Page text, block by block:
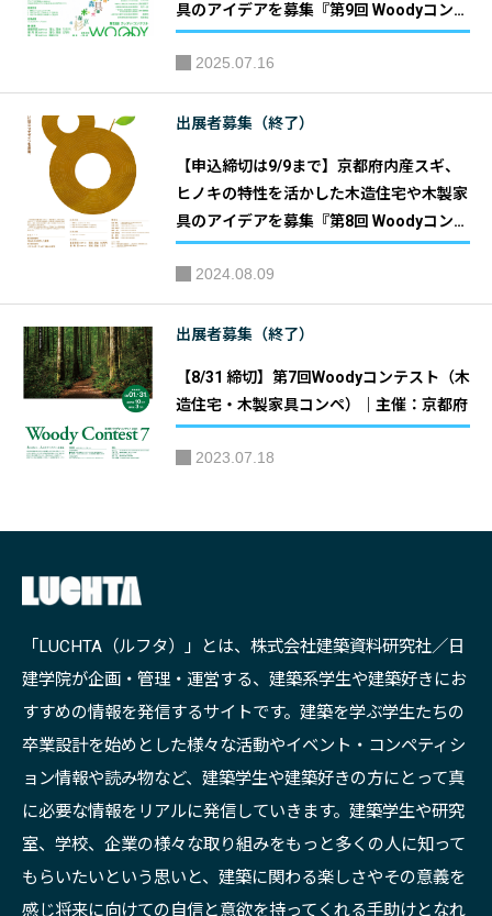
具のアイデアを募集『第9回 Woodyコンテ
スト』（木造建築・木製家具コンペ）｜主
催：京都府
2025.07.16
出展者募集（終了）
【申込締切は9/9まで】京都府内産スギ、
ヒノキの特性を活かした木造住宅や木製家
具のアイデアを募集『第8回 Woodyコンテ
スト』（木造住宅・木製家具コンペ）｜主
催：京都府
2024.08.09
出展者募集（終了）
【8/31 締切】第7回Woodyコンテスト（木
造住宅・木製家具コンペ）｜主催：京都府
2023.07.18
「LUCHTA（ルフタ）」とは、株式会社建築資料研究社／日
建学院が企画・管理・運営する、建築系学生や建築好きにお
すすめの情報を発信するサイトです。建築を学ぶ学生たちの
卒業設計を始めとした様々な活動やイベント・コンペティシ
ョン情報や読み物など、建築学生や建築好きの方にとって真
に必要な情報をリアルに発信していきます。建築学生や研究
室、学校、企業の様々な取り組みをもっと多くの人に知って
もらいたいという思いと、建築に関わる楽しさやその意義を
感じ将来に向けての自信と意欲を持ってくれる手助けとなれ